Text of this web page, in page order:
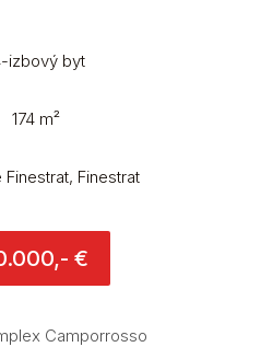
izbový byt
174 m²
Finestrat, Finestrat
€
Camporrosso